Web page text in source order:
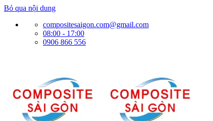
Bỏ qua nội dung
compositesaigon.com@gmail.com
08:00 - 17:00
0906 866 556